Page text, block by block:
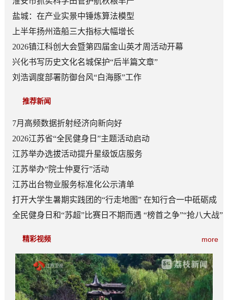
盐城：在产业实景中锤炼算法模型
上半年扬州造船三大指标大幅增长
2026镇江科创大会暨第四届金山英才周活动开幕
兴化书写历史文化名城保护“后半篇文章”
刘浩调度部署防御台风“白海豚”工作
推荐新闻
7月高频数据折射经济向新向好
2026江苏省“全民健身日”主题活动启动
江苏举办选拔活动提升星级饭店服务
江苏举办“院士仲夏行”活动
江苏出台物业服务标准化公示清单
打开大学生暑期实践团的“行走地图” 在知行合一中砥砺成
长
全民健身日和“苏超”比赛日不期而遇 “榜首之争”“抢八大战”
more
精彩视频